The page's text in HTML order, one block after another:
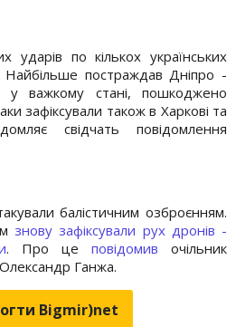
ударів по кількох українських
Найбільше постраждав Дніпро -
у важкому стані, пошкоджено
зафіксували також в Харкові та
свідчать повідомлення
балістичним озброєнням.
знову зафіксували рух дронів -
. Про це повідомив очільник
Ганжа.
Bigmir)net